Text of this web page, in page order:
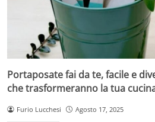
Portaposate fai da te, facile e
che trasformeranno la tua
Furio Lucchesi Agosto 17, 2025